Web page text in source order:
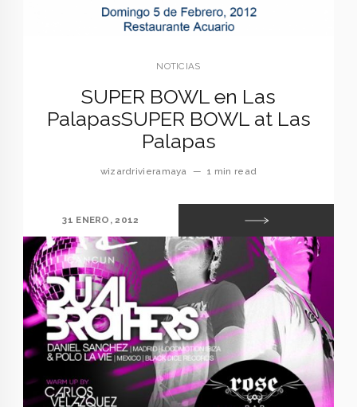
NOTICIAS
SUPER BOWL en Las
PalapasSUPER BOWL at Las
Palapas
wizardrivieramaya — 1 min read
31 ENERO, 2012